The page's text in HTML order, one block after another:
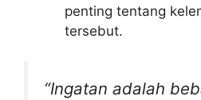
penting tentang
tersebut.
“Ingatan adalah